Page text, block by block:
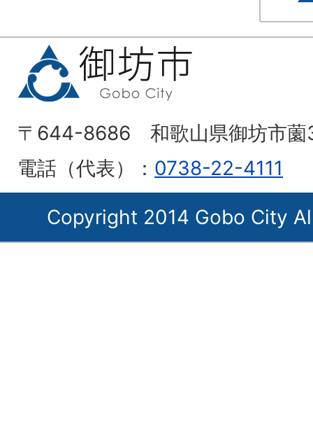
〒644-8686 和歌山県御坊市薗
電話（代表）： 0738-22-4111
Copyright 2014 Gobo City